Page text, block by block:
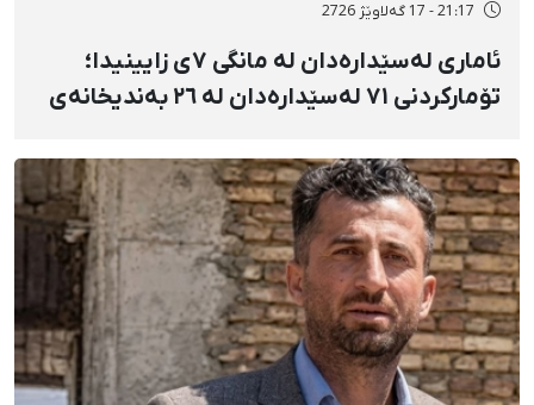
21:17 - 17 گەلاوێژ 2726
ئاماری لەسێدارەدان لە مانگی ٧ی زایینیدا؛
تۆمارکردنی ٧١ لەسێدارەدان لە ٢٦ بەندیخانەی
شوێنی نادیار و لەبەر چاوی خەڵکەوە